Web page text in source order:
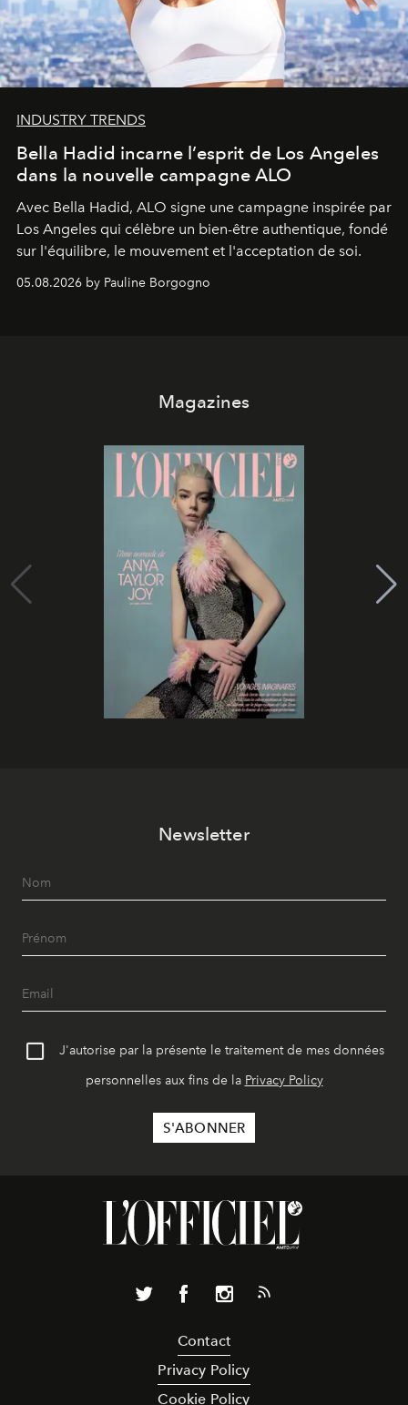
INDUSTRY TRENDS
Bella Hadid incarne l’esprit de Los Angeles
dans la nouvelle campagne ALO
Avec Bella Hadid, ALO signe une campagne inspirée par
Los Angeles qui célèbre un bien-être authentique, fondé
sur l'équilibre, le mouvement et l'acceptation de soi.
05.08.2026 by Pauline Borgogno
Magazines
Newsletter
J'autorise par la présente le traitement de mes données
personnelles aux fins de la Privacy Policy
Contact
Privacy Policy
Cookie Policy